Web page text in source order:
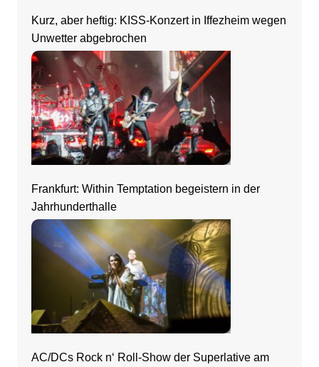
Kurz, aber heftig: KISS-Konzert in Iffezheim wegen
Unwetter abgebrochen
Frankfurt: Within Temptation begeistern in der
Jahrhunderthalle
AC/DCs Rock n‘ Roll-Show der Superlative am